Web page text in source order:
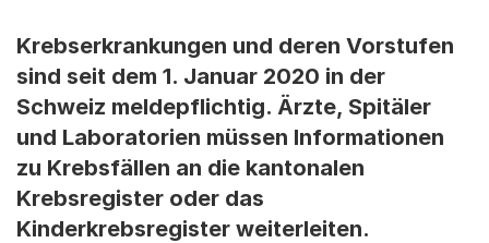
Krebserkrankungen und deren Vorstufen
sind seit dem 1. Januar 2020 in der
Schweiz meldepflichtig. Ärzte, Spitäler
und Laboratorien müssen Informationen
zu Krebsfällen an die kantonalen
Krebsregister oder das
Kinderkrebsregister weiterleiten.